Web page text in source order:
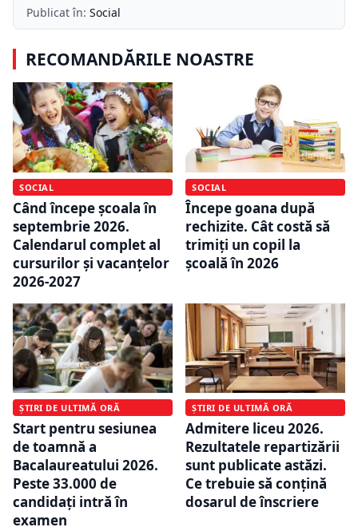
Publicat în: Social
RECOMANDĂRILE NOASTRE
SOCIAL
Când începe școala în
septembrie 2026.
Calendarul complet al
cursurilor și vacanțelor
2026-2027
SOCIAL
Începe goana după
rechizite. Cât costă să
trimiți un copil la
școală în 2026
ȘTIRI DE ULTIMĂ ORĂ
Start pentru sesiunea
de toamnă a
Bacalaureatului 2026.
Peste 33.000 de
candidați intră în
examen
ȘTIRI DE ULTIMĂ ORĂ
Admitere liceu 2026.
Rezultatele repartizării
sunt publicate astăzi.
Ce trebuie să conțină
dosarul de înscriere